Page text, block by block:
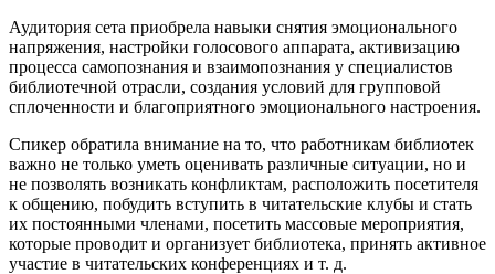
Аудитория сета приобрела навыки снятия эмоционального
напряжения, настройки голосового аппарата, активизацию
процесса самопознания и взаимопознания у специалистов
библиотечной отрасли, создания условий для групповой
сплоченности и благоприятного эмоционального настроения.
Спикер обратила внимание на то, что работникам библиотек
важно не только уметь оценивать различные ситуации, но и
не позволять возникать конфликтам, расположить посетителя
к общению, побудить вступить в читательские клубы и стать
их постоянными членами, посетить массовые мероприятия,
которые проводит и организует библиотека, принять активное
участие в читательских конференциях и т. д.